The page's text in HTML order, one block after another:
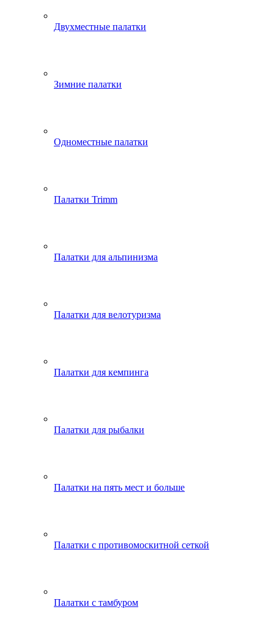
Двухместные палатки
Зимние палатки
Одноместные палатки
Палатки Trimm
Палатки для альпинизма
Палатки для велотуризма
Палатки для кемпинга
Палатки для рыбалки
Палатки на пять мест и больше
Палатки с противомоскитной сеткой
Палатки с тамбуром